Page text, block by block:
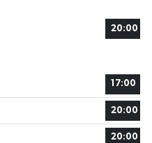
20:00
17:00
20:00
20:00